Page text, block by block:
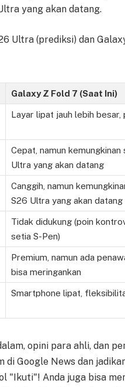
yang akan datang.
Ultra (prediksi) dan
Galaxy Z Fold 7 (Saat Ini)
Layar lipat jauh lebih
Cepat, namun
Ultra yang akan datang
Canggih, namun
S26 Ultra yang akan datang
Tidak didukung (poin
setia S-Pen)
Premium, namun ada
bisa meringankan
Smartphone lipat,
opini para ahli, dan
Google News dan
"Ikuti"! Anda juga bisa